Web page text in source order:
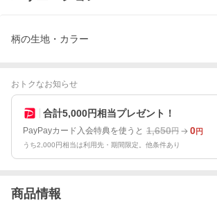
柄の生地・カラー
おトクなお知らせ
合計5,000円相当プレゼント！
PayPayカード入会特典を使うと 1,650円 0円
うち2,000円相当は利用先・期間限定。他条件あり
商品情報